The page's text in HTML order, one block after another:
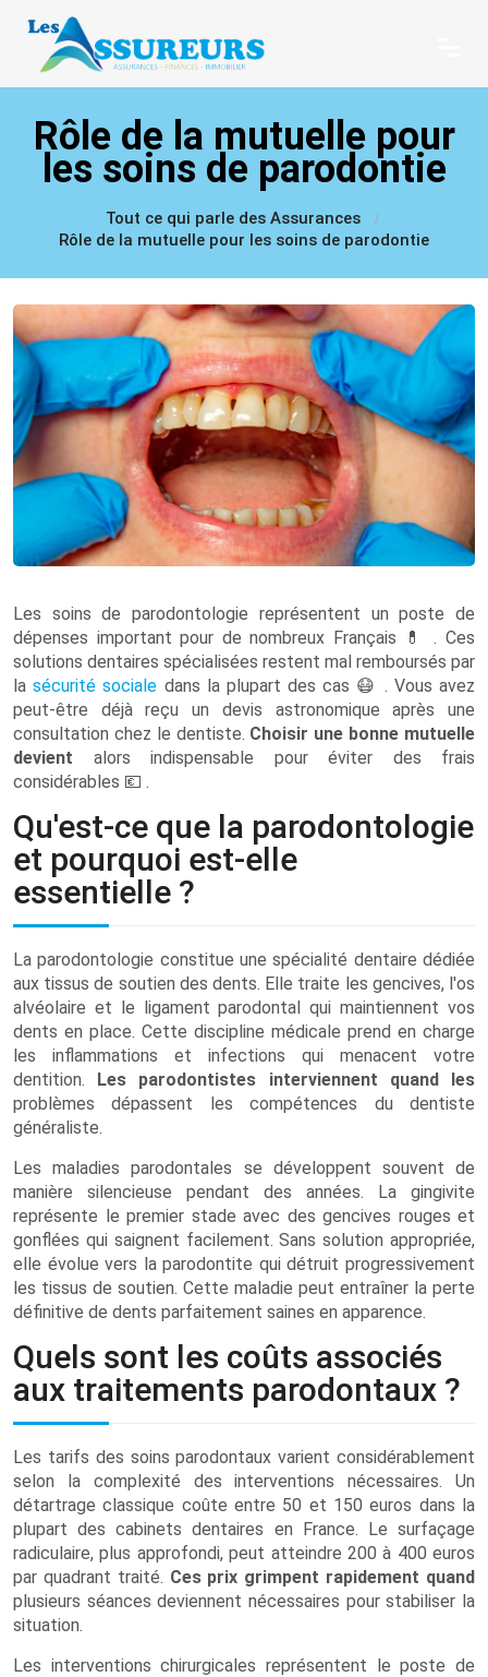
Rôle de la mutuelle pour
les soins de parodontie
Tout ce qui parle des Assurances
Rôle de la mutuelle pour les soins de parodontie
Les soins de parodontologie représentent un poste de
dépenses important pour de nombreux Français
💊
. Ces
solutions dentaires spécialisées restent mal remboursés par
lasécurité sociale dans la plupart des cas 😷 . Vous avez
peut-être déjà reçu un devis astronomique après une
consultation chez le dentiste. Choisir une bonne mutuelle
devient alors indispensable pour éviter des frais
considérables 💶 .
Qu'est-ce que la parodontologie
et pourquoi est-elle
essentielle ?
La parodontologie constitue une spécialité dentaire dédiée
aux tissus de soutien des dents. Elle traite les gencives, l'os
alvéolaire et le ligament parodontal qui maintiennent vos
dents en place. Cette discipline médicale prend en charge
les inflammations et infections qui menacent votre
dentition. Les parodontistes interviennent quand les
problèmes dépassent les compétences du dentiste
généraliste.
Les maladies parodontales se développent souvent de
manière silencieuse pendant des années. La gingivite
représente le premier stade avec des gencives rouges et
gonflées qui saignent facilement. Sans solution appropriée,
elle évolue vers la parodontite qui détruit progressivement
les tissus de soutien. Cette maladie peut entraîner la perte
définitive de dents parfaitement saines en apparence.
Quels sont les coûts associés
aux traitements parodontaux ?
Les tarifs des soins parodontaux varient considérablement
selon la complexité des interventions nécessaires. Un
détartrage classique coûte entre 50 et 150 euros dans la
plupart des cabinets dentaires en France. Le surfaçage
radiculaire, plus approfondi, peut atteindre 200 à 400 euros
par quadrant traité. Ces prix grimpent rapidement quand
plusieurs séances deviennent nécessaires pour stabiliser la
situation.
Les interventions chirurgicales représentent le poste de